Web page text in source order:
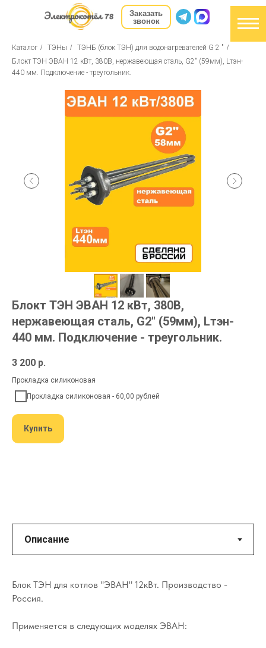
Заказать
звонок
Каталог / ТЭНы / ТЭНБ (блок ТЭН) для водонагревателей G 2 " /
Блокт ТЭН ЭВАН 12 кВт, 380В, нержавеющая сталь, G2" (59мм), Lтэн-
440 мм. Подключение - треугольник.
Блокт ТЭН ЭВАН 12 кВт, 380В,
нержавеющая сталь, G2" (59мм), Lтэн-
440 мм. Подключение - треугольник.
3 200 р.
Прокладка силиконовая
Прокладка силиконовая - 60,00 рублей
Купить
Блок ТЭН для котлов "ЭВАН" 12кВт. Производство -
Россия.
Применяется в следующих моделях ЭВАН: